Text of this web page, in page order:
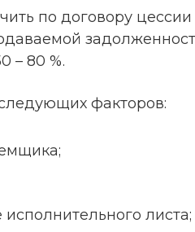
по договору цессии
– 80 %.
факторов:
листа;